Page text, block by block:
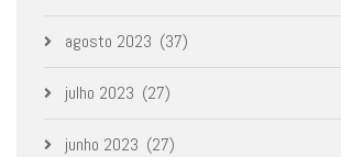
agosto 2023 (37)
julho 2023 (27)
junho 2023 (27)